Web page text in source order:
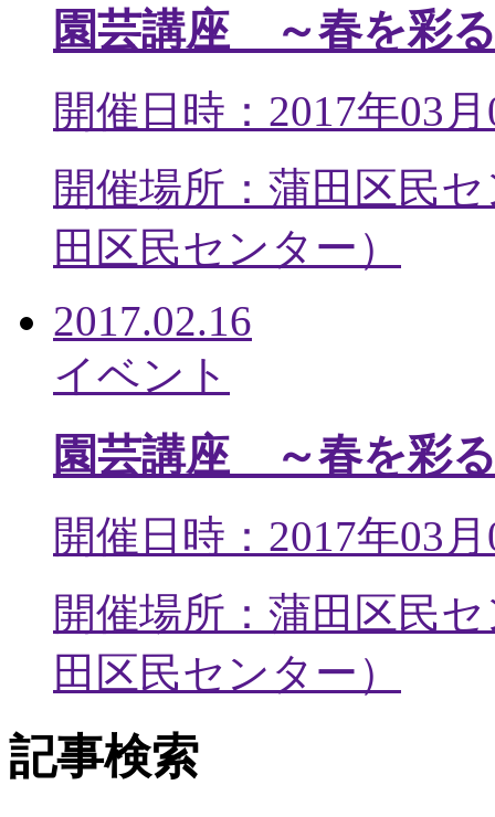
園芸講座 ～春を彩
開催日時：2017年03
開催場所：蒲田区民
田区民センター ）
2017.02.16
イベント
園芸講座 ～春を彩
開催日時：2017年03
開催場所：蒲田区民
田区民センター ）
記事検索